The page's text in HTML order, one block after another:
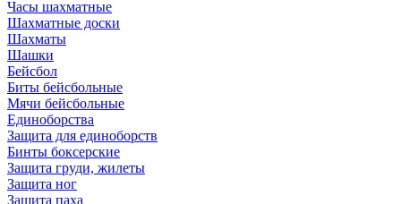
Часы шахматные
Шахматные доски
Шахматы
Шашки
Бейсбол
Биты бейсбольные
Мячи бейсбольные
Единоборства
Защита для единоборств
Бинты боксерские
Защита груди, жилеты
Защита ног
Защита паха